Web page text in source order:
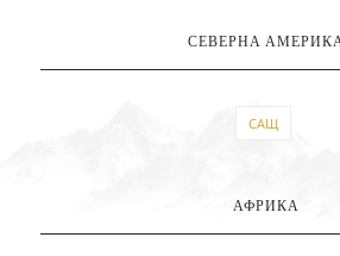
СЕВЕРНА
САЩ
АФРИКА